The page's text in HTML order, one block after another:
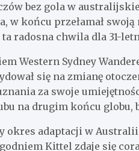
bez gola w
w końcu przełamał
ta radosna chwila dla 31-
Western Sydney
się na zmianę
za swoje
na drugim końcu globu,
okres adaptacji w
Kittel zdaje się